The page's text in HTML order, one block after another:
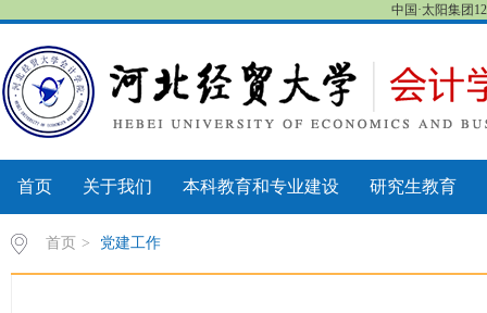
中国·太阳集团
首页 关于我们 本科教育和专业建设 研究生教育
首页 > 党建工作